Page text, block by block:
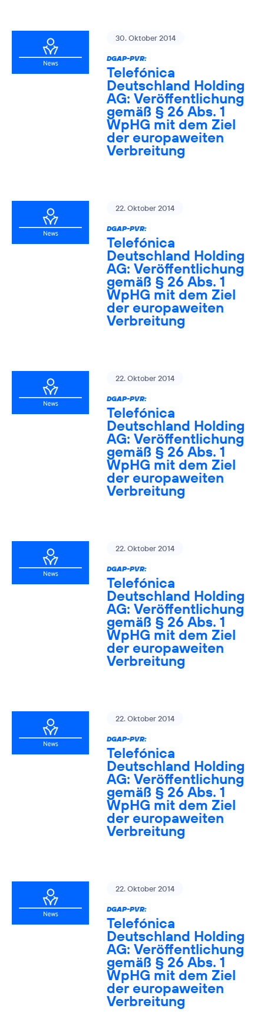
30. Oktober 2014
DGAP-PVR:
Telefónica
Deutschland Holding
AG: Veröffentlichung
gemäß § 26 Abs. 1
WpHG mit dem Ziel
der europaweiten
Verbreitung
22. Oktober 2014
DGAP-PVR:
Telefónica
Deutschland Holding
AG: Veröffentlichung
gemäß § 26 Abs. 1
WpHG mit dem Ziel
der europaweiten
Verbreitung
22. Oktober 2014
DGAP-PVR:
Telefónica
Deutschland Holding
AG: Veröffentlichung
gemäß § 26 Abs. 1
WpHG mit dem Ziel
der europaweiten
Verbreitung
22. Oktober 2014
DGAP-PVR:
Telefónica
Deutschland Holding
AG: Veröffentlichung
gemäß § 26 Abs. 1
WpHG mit dem Ziel
der europaweiten
Verbreitung
22. Oktober 2014
DGAP-PVR:
Telefónica
Deutschland Holding
AG: Veröffentlichung
gemäß § 26 Abs. 1
WpHG mit dem Ziel
der europaweiten
Verbreitung
22. Oktober 2014
DGAP-PVR:
Telefónica
Deutschland Holding
AG: Veröffentlichung
gemäß § 26 Abs. 1
WpHG mit dem Ziel
der europaweiten
Verbreitung